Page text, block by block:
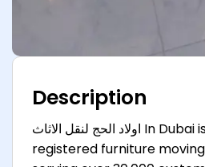
Description
اولاد الحج لنقل الاثاث In Dubai is a trusted and
registered furniture